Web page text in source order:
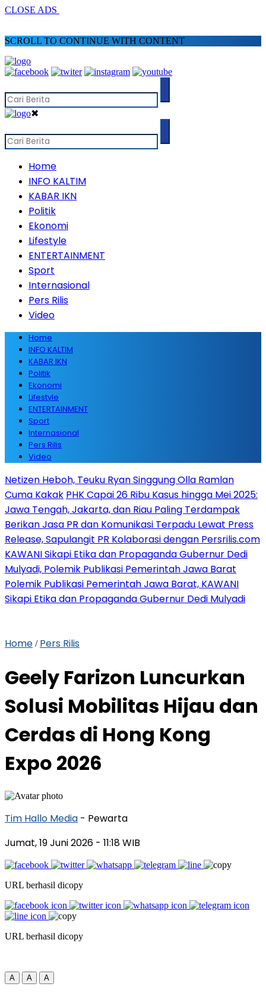
CLOSE ADS
SCROLL TO CONTINUE WITH CONTENT
✖
Home
INFO KALTIM
KABAR IKN
Politik
Ekonomi
Lifestyle
ENTERTAINMENT
Sport
Internasional
Pers Rilis
Video
Home
INFO KALTIM
KABAR IKN
Politik
Ekonomi
Lifestyle
ENTERTAINMENT
Sport
Internasional
Pers Rilis
Video
Netizen Heboh, Teuku Ryan Singgung Olla Ramlan
Cuma Kakak PHK Capai 26 Ribu Kasus hingga Mei 2025:
Jawa Tengah, Jakarta, dan Riau Paling Terdampak
Berikan Jasa PR dan Komunikasi Terpadu Lewat Press
Release, Sapulangit PR Kolaborasi dengan Persrilis.com
KAWANI Sikapi Etika dan Propaganda Gubernur Dedi
Mulyadi, Polemik Publikasi Pemerintah Jawa Barat
Polemik Publikasi Pemerintah Jawa Barat, KAWANI
Sikapi Etika dan Propaganda Gubernur Dedi Mulyadi
Home / Pers Rilis
Geely Farizon Luncurkan
Solusi Mobilitas Hijau dan
Cerdas di Hong Kong
Expo 2026
Tim Hallo Media - Pewarta
Jumat, 19 Juni 2026 - 11:18 WIB
URL berhasil dicopy
URL berhasil dicopy
A A A